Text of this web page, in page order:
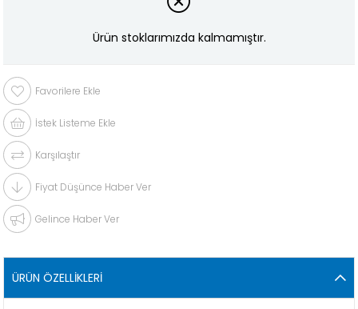
Ürün stoklarımızda kalmamıştır.
Favorilere Ekle
İstek Listeme Ekle
Karşılaştır
Fiyat Düşünce Haber Ver
Gelince Haber Ver
ÜRÜN ÖZELLIKLERI